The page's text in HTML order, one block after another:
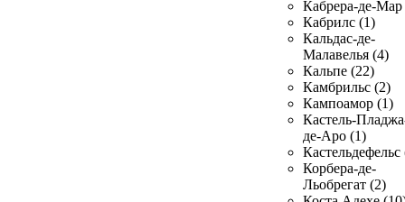
Кабрера-де-Мар
Кабрилс (1)
Кальдас-де-
Малавелья (4)
Кальпе (22)
Камбрильс (2)
Кампоамор (1)
Кастель-
де-Аро (1)
Кастельдефельс
Корбера-де-
Льобрегат (2)